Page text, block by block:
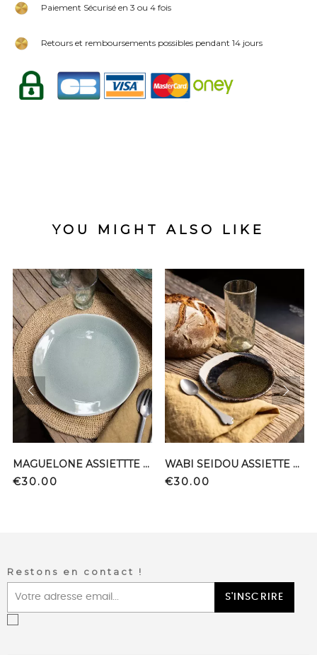
Paiement Sécurisé en 3 ou 4 fois
Retours et remboursements possibles pendant 14 jours
YOU MIGHT ALSO LIKE
MAGUELONE ASSIETTTE L CACHEMIRE
Price
€30.00
WABI SEIDOU ASSIETTE PAIN
Price
€30.00
prev next
Restons en contact !
S'INSCRIRE